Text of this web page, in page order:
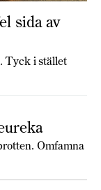
sida av
Tyck i stället
Omfamna